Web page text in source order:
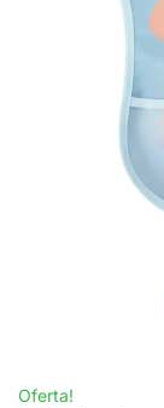
Oferta!